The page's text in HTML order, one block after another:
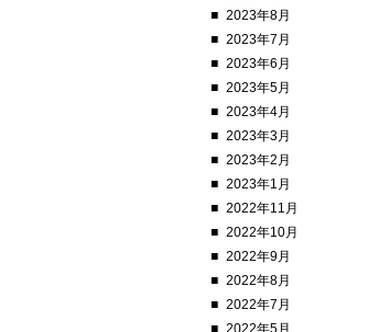
2023年8月
2023年7月
2023年6月
2023年5月
2023年4月
2023年3月
2023年2月
2023年1月
2022年11月
2022年10月
2022年9月
2022年8月
2022年7月
2022年5月